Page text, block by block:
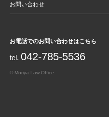
お問い合わせ
お電話でのお問い合わせはこちら
tel. 042-785-5536
© Moriya Law Office